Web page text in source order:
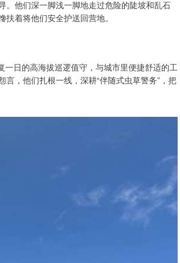
。他们深一脚浅一脚地走过危险的陡坡和乱石
着将他们安全护送回营地。
日的高海拔巡逻值守，与城市里便捷舒适的工
，他们扎根一线，深耕“伴随式虫草警务”，把